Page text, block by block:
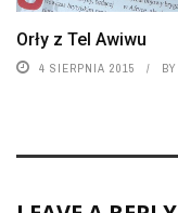
Orły z Tel Awiwu
4 SIERPNIA 2015 BY